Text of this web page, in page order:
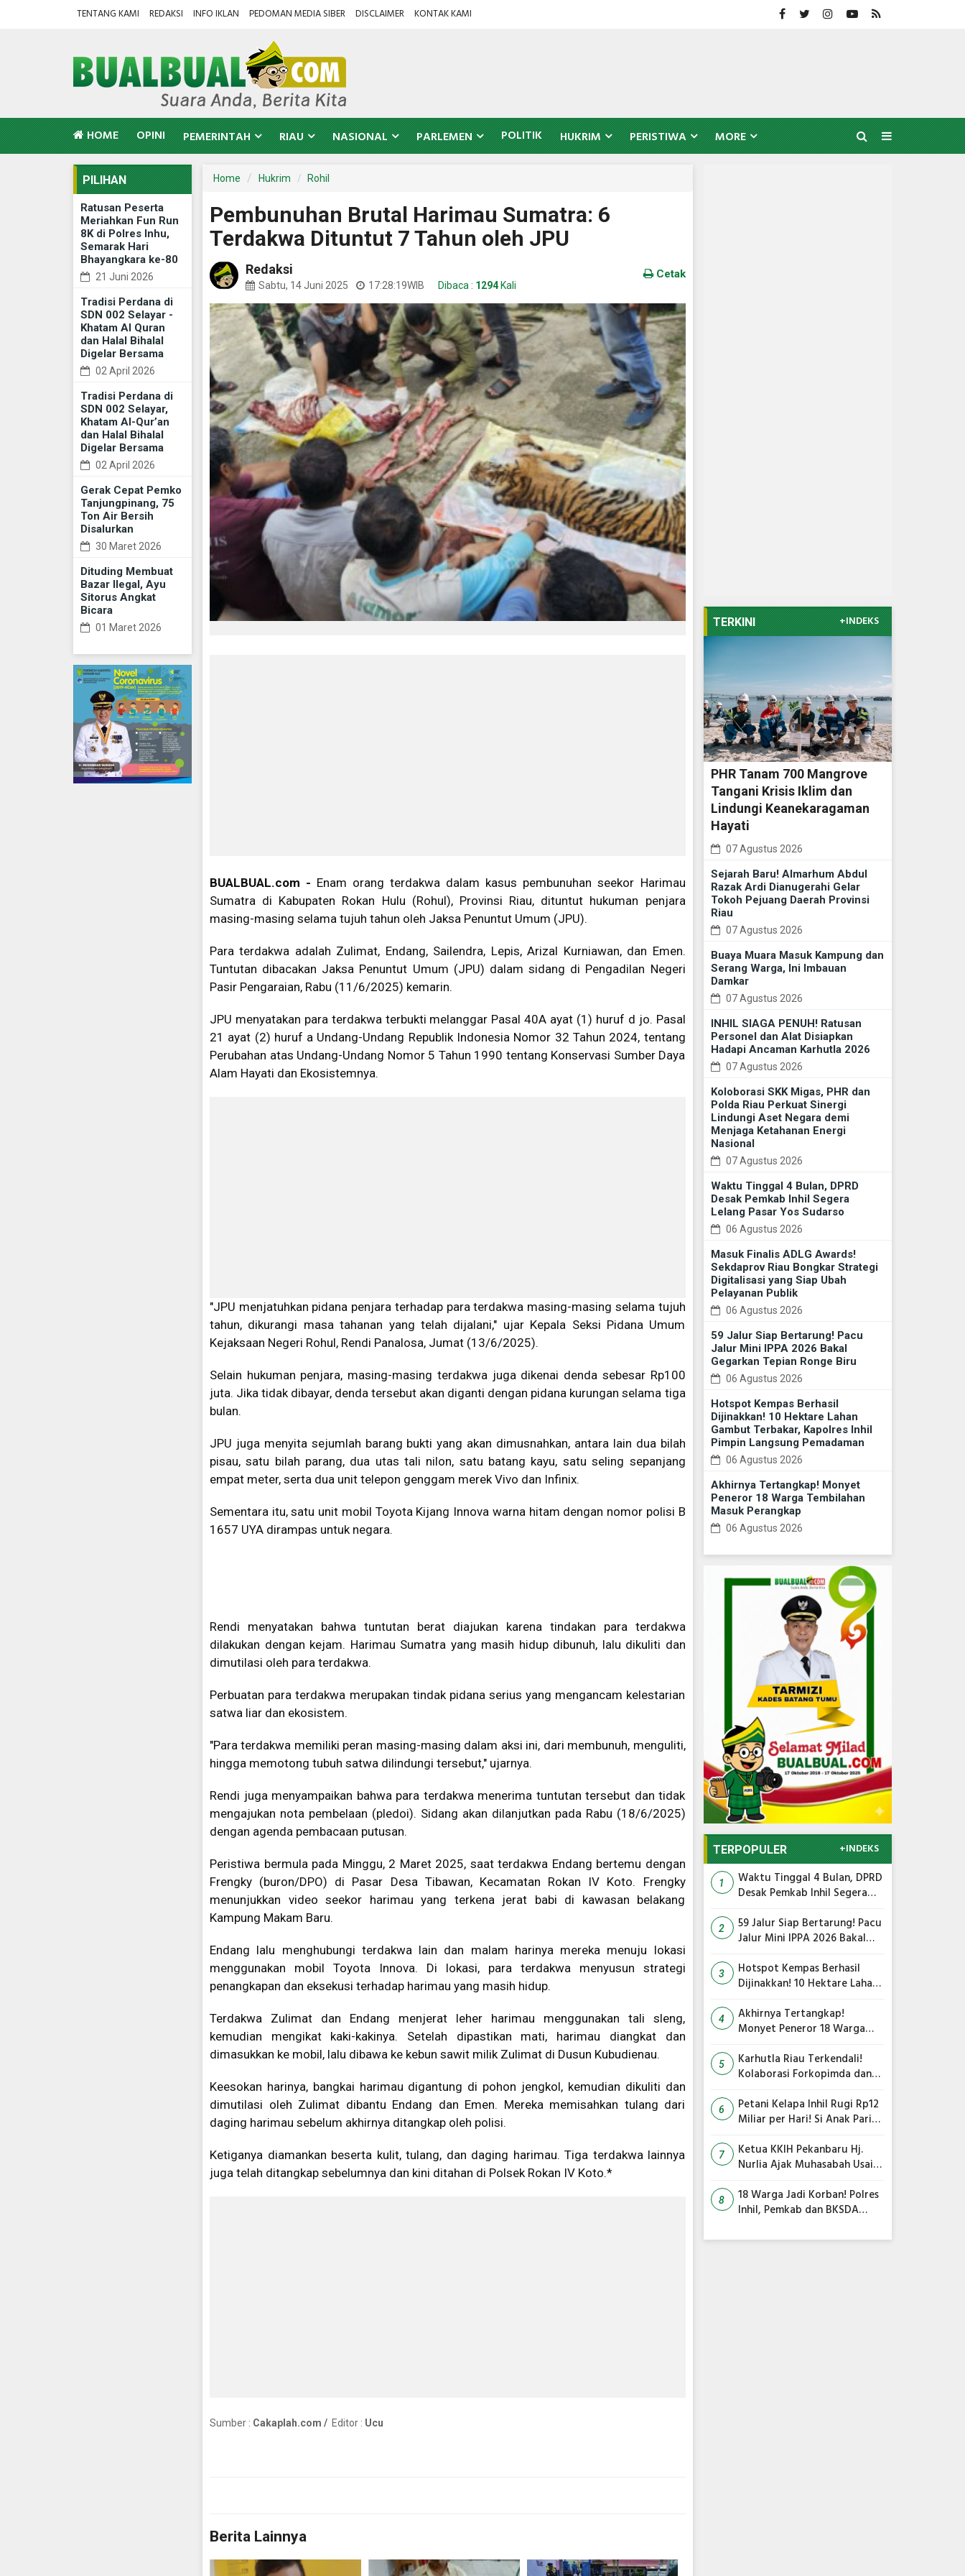
TENTANG KAMI REDAKSI INFO IKLAN PEDOMAN MEDIA SIBER DISCLAIMER KONTAK KAMI
HOME OPINI PEMERINTAH RIAU NASIONAL PARLEMEN POLITIK HUKRIM PERISTIWA MORE
PILIHAN
Ratusan Peserta
Meriahkan Fun Run
8K di Polres Inhu,
Semarak Hari
Bhayangkara ke-80
21 Juni 2026
Tradisi Perdana di
SDN 002 Selayar -
Khatam Al Quran
dan Halal Bihalal
Digelar Bersama
02 April 2026
Tradisi Perdana di
SDN 002 Selayar,
Khatam Al-Qur’an
dan Halal Bihalal
Digelar Bersama
02 April 2026
Gerak Cepat Pemko
Tanjungpinang, 75
Ton Air Bersih
Disalurkan
30 Maret 2026
Dituding Membuat
Bazar Ilegal, Ayu
Sitorus Angkat
Bicara
01 Maret 2026
Home Hukrim Rohil
Pembunuhan Brutal Harimau Sumatra: 6
Terdakwa Dituntut 7 Tahun oleh JPU
Redaksi
Sabtu, 14 Juni 2025 17:28:19WIB Dibaca : 1294 Kali
Cetak
BUALBUAL.com - Enam orang terdakwa dalam kasus pembunuhan seekor Harimau
Sumatra di Kabupaten Rokan Hulu (Rohul), Provinsi Riau, dituntut hukuman penjara
masing-masing selama tujuh tahun oleh Jaksa Penuntut Umum (JPU).
Para terdakwa adalah Zulimat, Endang, Sailendra, Lepis, Arizal Kurniawan, dan Emen.
Tuntutan dibacakan Jaksa Penuntut Umum (JPU) dalam sidang di Pengadilan Negeri
Pasir Pengaraian, Rabu (11/6/2025) kemarin.
JPU menyatakan para terdakwa terbukti melanggar Pasal 40A ayat (1) huruf d jo. Pasal
21 ayat (2) huruf a Undang-Undang Republik Indonesia Nomor 32 Tahun 2024, tentang
Perubahan atas Undang-Undang Nomor 5 Tahun 1990 tentang Konservasi Sumber Daya
Alam Hayati dan Ekosistemnya.
"JPU menjatuhkan pidana penjara terhadap para terdakwa masing-masing selama tujuh
tahun, dikurangi masa tahanan yang telah dijalani," ujar Kepala Seksi Pidana Umum
Kejaksaan Negeri Rohul, Rendi Panalosa, Jumat (13/6/2025).
Selain hukuman penjara, masing-masing terdakwa juga dikenai denda sebesar Rp100
juta. Jika tidak dibayar, denda tersebut akan diganti dengan pidana kurungan selama tiga
bulan.
JPU juga menyita sejumlah barang bukti yang akan dimusnahkan, antara lain dua bilah
pisau, satu bilah parang, dua utas tali nilon, satu batang kayu, satu seling sepanjang
empat meter, serta dua unit telepon genggam merek Vivo dan Infinix.
Sementara itu, satu unit mobil Toyota Kijang Innova warna hitam dengan nomor polisi B
1657 UYA dirampas untuk negara.
Rendi menyatakan bahwa tuntutan berat diajukan karena tindakan para terdakwa
dilakukan dengan kejam. Harimau Sumatra yang masih hidup dibunuh, lalu dikuliti dan
dimutilasi oleh para terdakwa.
Perbuatan para terdakwa merupakan tindak pidana serius yang mengancam kelestarian
satwa liar dan ekosistem.
"Para terdakwa memiliki peran masing-masing dalam aksi ini, dari membunuh, menguliti,
hingga memotong tubuh satwa dilindungi tersebut," ujarnya.
Rendi juga menyampaikan bahwa para terdakwa menerima tuntutan tersebut dan tidak
mengajukan nota pembelaan (pledoi). Sidang akan dilanjutkan pada Rabu (18/6/2025)
dengan agenda pembacaan putusan.
Peristiwa bermula pada Minggu, 2 Maret 2025, saat terdakwa Endang bertemu dengan
Frengky (buron/DPO) di Pasar Desa Tibawan, Kecamatan Rokan IV Koto. Frengky
menunjukkan video seekor harimau yang terkena jerat babi di kawasan belakang
Kampung Makam Baru.
Endang lalu menghubungi terdakwa lain dan malam harinya mereka menuju lokasi
menggunakan mobil Toyota Innova. Di lokasi, para terdakwa menyusun strategi
penangkapan dan eksekusi terhadap harimau yang masih hidup.
Terdakwa Zulimat dan Endang menjerat leher harimau menggunakan tali sleng,
kemudian mengikat kaki-kakinya. Setelah dipastikan mati, harimau diangkat dan
dimasukkan ke mobil, lalu dibawa ke kebun sawit milik Zulimat di Dusun Kubudienau.
Keesokan harinya, bangkai harimau digantung di pohon jengkol, kemudian dikuliti dan
dimutilasi oleh Zulimat dibantu Endang dan Emen. Mereka memisahkan tulang dari
daging harimau sebelum akhirnya ditangkap oleh polisi.
Ketiganya diamankan beserta kulit, tulang, dan daging harimau. Tiga terdakwa lainnya
juga telah ditangkap sebelumnya dan kini ditahan di Polsek Rokan IV Koto.*
Sumber : Cakaplah.com / Editor : Ucu
Berita Lainnya
TERKINI +INDEKS
PHR Tanam 700 Mangrove
Tangani Krisis Iklim dan
Lindungi Keanekaragaman
Hayati
07 Agustus 2026
Sejarah Baru! Almarhum Abdul
Razak Ardi Dianugerahi Gelar
Tokoh Pejuang Daerah Provinsi
Riau
07 Agustus 2026
Buaya Muara Masuk Kampung dan
Serang Warga, Ini Imbauan
Damkar
07 Agustus 2026
INHIL SIAGA PENUH! Ratusan
Personel dan Alat Disiapkan
Hadapi Ancaman Karhutla 2026
07 Agustus 2026
Koloborasi SKK Migas, PHR dan
Polda Riau Perkuat Sinergi
Lindungi Aset Negara demi
Menjaga Ketahanan Energi
Nasional
07 Agustus 2026
Waktu Tinggal 4 Bulan, DPRD
Desak Pemkab Inhil Segera
Lelang Pasar Yos Sudarso
06 Agustus 2026
Masuk Finalis ADLG Awards!
Sekdaprov Riau Bongkar Strategi
Digitalisasi yang Siap Ubah
Pelayanan Publik
06 Agustus 2026
59 Jalur Siap Bertarung! Pacu
Jalur Mini IPPA 2026 Bakal
Gegarkan Tepian Ronge Biru
06 Agustus 2026
Hotspot Kempas Berhasil
Dijinakkan! 10 Hektare Lahan
Gambut Terbakar, Kapolres Inhil
Pimpin Langsung Pemadaman
06 Agustus 2026
Akhirnya Tertangkap! Monyet
Peneror 18 Warga Tembilahan
Masuk Perangkap
06 Agustus 2026
TERPOPULER +INDEKS
1
Waktu Tinggal 4 Bulan, DPRD
Desak Pemkab Inhil Segera
2
59 Jalur Siap Bertarung! Pacu
Jalur Mini IPPA 2026 Bakal
3
Hotspot Kempas Berhasil
Dijinakkan! 10 Hektare Lahan
Inhil Pimpin Langsung
Pemadaman
4
Akhirnya Tertangkap!
Monyet Peneror 18 Warga
5
Karhutla Riau Terkendali!
Kolaborasi Forkopimda dan
Utama
6
Petani Kelapa Inhil Rugi Rp12
Miliar per Hari! Si Anak Parit
Terus Anjlok
7
Ketua KKIH Pekanbaru Hj.
Nurlia Ajak Muhasabah Usai
Serangan Monyet di
Tembilahan
8
18 Warga Jadi Korban! Polres
Inhil, Pemkab dan BKSDA
Peneror Tembilahan